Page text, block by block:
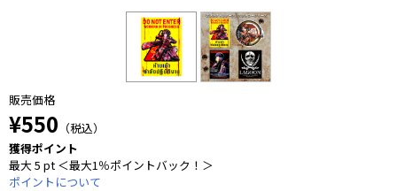
販売価格
¥550 （税込）
獲得ポイント
最大 5 pt ＜最大1％ポイントバック！＞
ポイントについて